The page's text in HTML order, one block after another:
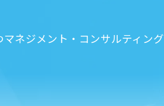
ネジメント・コンサルティング